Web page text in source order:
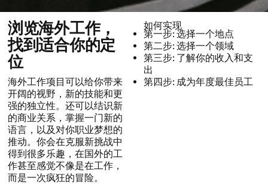
第一步: 选择一个地点
第二步: 选择一个领域
第三步: 了解你的收入和支
出
第四步: 成为年度最佳员工
浏览海外工作，
找到适合你的定
位
海外工作项目可以给你带来
开阔的视野，新的技能和更
强的独立性。还可以结识新
的商业关系，掌握一门新的
语言，以及对你职业梦想的
推动。你会在克服新挑战中
得到很多乐趣，在国外的工
作甚至感觉不像是在工作，
而是一次疯狂的冒险。
如何实现